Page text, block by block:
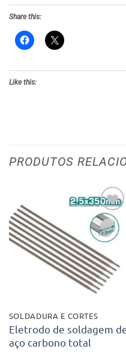
Share this:
Like this:
PRODUTOS
Adicionar
aos meus
desejos
SOLDADURA E CORTES
Eletrodo de soldagem
aço carbono total